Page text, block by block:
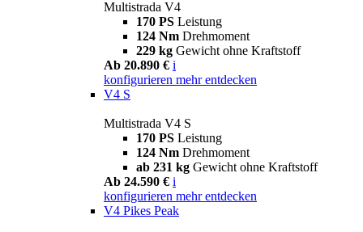
Multistrada V4
170 PS Leistung
124 Nm Drehmoment
229 kg Gewicht ohne Kraftstoff
Ab 20.890 € i
konfigurieren mehr entdecken
V4 S
Multistrada V4 S
170 PS Leistung
124 Nm Drehmoment
ab 231 kg Gewicht ohne Kraftstoff
Ab 24.590 € i
konfigurieren mehr entdecken
V4 Pikes Peak